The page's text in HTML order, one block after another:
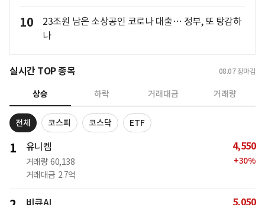
10
23조원 남은 소상공인 코로나 대출… 정부, 또 탕감하
나
실시간 TOP 종목 08.07 장마감
상승 하락 거래대금 거래량
전체 코스피 코스닥 ETF
1 유니켐
거래량 60,138
거래대금 2.7억
4,550
+30%
비큐AI 5,050